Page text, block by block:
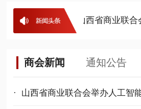
-理事名单 · 山西省商业联合
商会新闻 通知公告